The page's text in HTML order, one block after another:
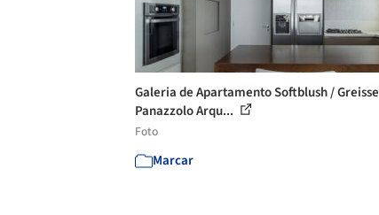
Galeria de Apartamento Softblush / Greisse
Panazzolo Arqu...
Foto
Marcar